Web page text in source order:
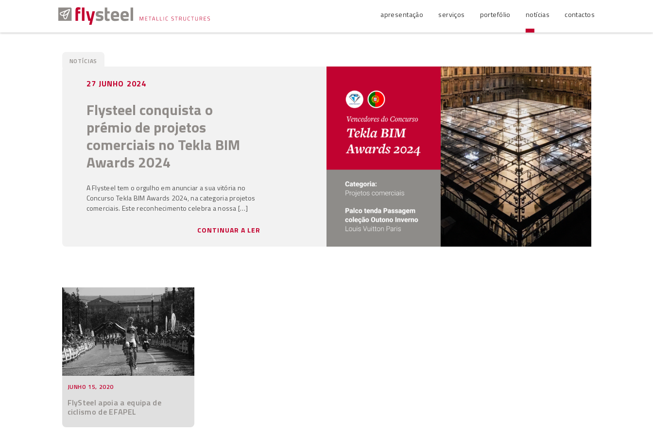
apresentação serviços portefólio notícias contactos
27 JUNHO 2024
Flysteel conquista o
prémio de projetos
comerciais no Tekla BIM
Awards 2024
A Flysteel tem o orgulho em anunciar a sua vitória no
Concurso Tekla BIM Awards 2024, na categoria projetos
comerciais. Este reconhecimento celebra a nossa […]
CONTINUAR A LER
JUNHO 15, 2020
FlySteel apoia a equipa de
ciclismo de EFAPEL